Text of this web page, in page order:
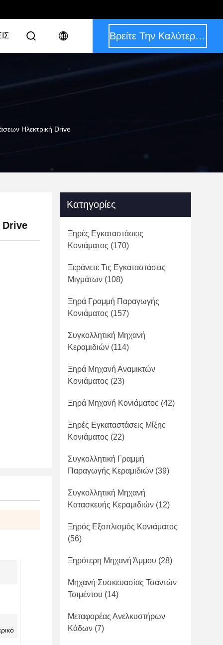
Βρείτε Την Καλύτερη Τιμή
Ηλεκτρική Drive
Drive
Κατηγορίες
Ξηρές Εγκαταστάσεις
Κονιάματος (170)
Ξεράνετε Τις Εγκαταστάσεις
Μιγμάτων (108)
Ξηρά Γραμμή Παραγωγής
Κονιάματος (157)
Συγκολλητική Μηχανή
Κεραμιδιών (114)
Ξηρά Μηχανή Αναμικτών
Κονιάματος (23)
Ξηρά Μηχανή Κονιάματος (42)
Ξηρές Εγκαταστάσεις Μίξης
Κονιάματος (22)
Συγκολλητική Γραμμή
Παραγωγής Κεραμιδιών (39)
Συγκολλητική Μηχανή
Κατασκευής Κεραμιδιών (12)
Ξηρός Εξοπλισμός Κονιάματος
(56)
Ξηρότερη Μηχανή Άμμου (28)
Μηχανή Συσκευασίας Τσαντών
Τσιμέντου (14)
Μεταφορέας Ανελκυστήρων
Κάδων (7)